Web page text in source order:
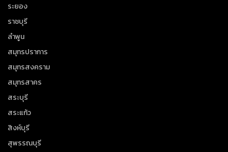
ระยอง
ราชบุรี
ลำพูน
สมุทรปราการ
สมุทรสงคราม
สมุทรสาคร
สระบุรี
สระแก้ว
สิงห์บุรี
สุพรรณบุรี